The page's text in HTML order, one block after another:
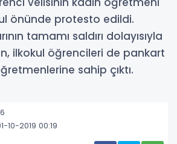
önünde protesto edildi.
tamamı saldırı dolayısıyla
ilkokul öğrencileri de pankart
sahip çıktı.
10-2019 00:19